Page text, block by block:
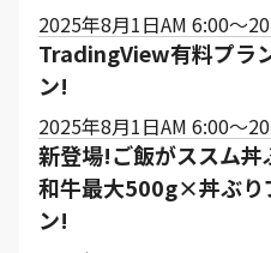
2025年8月1日AM 6:00～
TradingView有料プラ
ン!
2025年8月1日AM 6:00～
新登場!ご飯がススム
和牛最大500g×丼ぶり
ン!